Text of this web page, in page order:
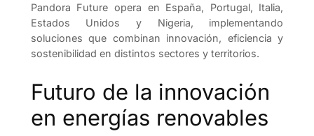
Pandora Future opera en España, Portugal, Italia,
Estados Unidos y Nigeria, implementando
soluciones que combinan innovación, eficiencia y
sostenibilidad en distintos sectores y territorios.
Futuro de la innovación
en energías renovables